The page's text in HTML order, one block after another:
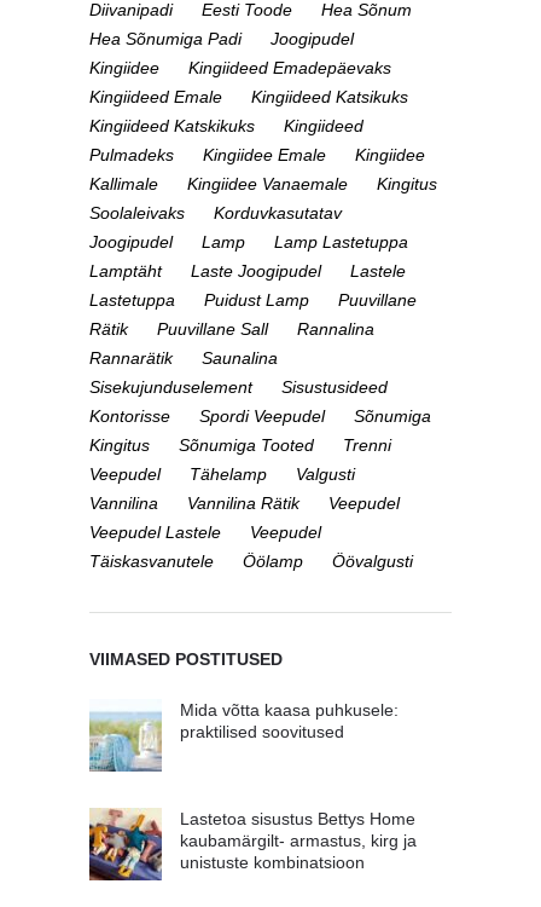
Diivanipadi
Eesti Toode
Hea Sõnum
Hea Sõnumiga Padi
Joogipudel
Kingiidee
Kingiideed Emadepäevaks
Kingiideed Emale
Kingiideed Katsikuks
Kingiideed Katskikuks
Kingiideed
Pulmadeks
Kingiidee Emale
Kingiidee
Kallimale
Kingiidee Vanaemale
Kingitus
Soolaleivaks
Korduvkasutatav
Joogipudel
Lamp
Lamp Lastetuppa
Lamptäht
Laste Joogipudel
Lastele
Lastetuppa
Puidust Lamp
Puuvillane
Rätik
Puuvillane Sall
Rannalina
Rannarätik
Saunalina
Sisekujunduselement
Sisustusideed
Kontorisse
Spordi Veepudel
Sõnumiga
Kingitus
Sõnumiga Tooted
Trenni
Veepudel
Tähelamp
Valgusti
Vannilina
Vannilina Rätik
Veepudel
Veepudel Lastele
Veepudel
Täiskasvanutele
Öölamp Öövalgusti
VIIMASED POSTITUSED
Mida võtta kaasa puhkusele:
praktilised soovitused
Lastetoa sisustus Bettys Home
kaubamärgilt- armastus, kirg ja
unistuste kombinatsioon